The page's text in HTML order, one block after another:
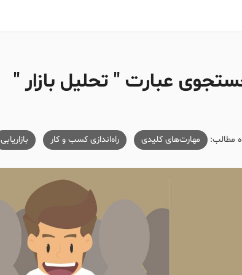
عبارت " تحلیل بازار "
مطالب: مهارت‌های کلیدی راه‌اندازی کسب و کار بازاریابی